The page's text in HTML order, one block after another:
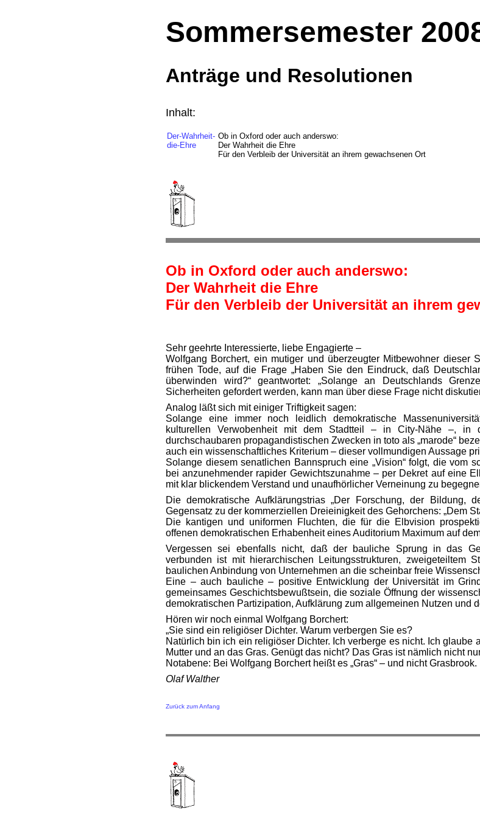
Sommersemester
Anträge und Resolutionen
Inhalt:
Der-Wahrheit-
die-Ehre
Ob in Oxford oder auch anderswo:
Der Wahrheit die Ehre
Für den Verbleib der Universität an ihrem gewachsenen Ort
Ob in Oxford oder auch anderswo:
Der Wahrheit die Ehre
Für den Verbleib der Universität an ihrem
Sehr geehrte Interessierte, liebe Engagierte –
Wolfgang Borchert, ein mutiger und überzeugter Mitbewohner dieser
frühen Tode, auf die Frage „Haben Sie den Eindruck, daß
überwinden wird?“ geantwortet: „Solange an Deutschlands
Sicherheiten gefordert werden, kann man über diese Frage nicht
Analog läßt sich mit einiger Triftigkeit sagen:
Solange eine immer noch leidlich demokratische
kulturellen Verwobenheit mit dem Stadtteil – in City-Nähe –, in
durchschaubaren propagandistischen Zwecken in toto als „marode“
auch ein wissenschaftliches Kriterium – dieser vollmundigen Aussage
Solange diesem senatlichen Bannspruch eine „Vision“ folgt, die vom
bei anzunehmender rapider Gewichtszunahme – per Dekret auf eine
mit klar blickendem Verstand und unaufhörlicher Verneinung zu
Die demokratische Aufklärungstrias „Der Forschung, der Bildung,
Gegensatz zu der kommerziellen Dreieinigkeit des Gehorchens: „Dem
Die kantigen und uniformen Fluchten, die für die Elbvision
offenen demokratischen Erhabenheit eines Auditorium Maximum auf
Vergessen sei ebenfalls nicht, daß der bauliche Sprung in das
verbunden ist mit hierarchischen Leitungsstrukturen, zweigeteiltem
baulichen Anbindung von Unternehmen an die scheinbar freie
Eine – auch bauliche – positive Entwicklung der Universität im
gemeinsames Geschichtsbewußtsein, die soziale Öffnung der
demokratischen Partizipation, Aufklärung zum allgemeinen Nutzen und
Hören wir noch einmal Wolfgang Borchert:
„Sie sind ein religiöser Dichter. Warum verbergen Sie es?
Natürlich bin ich ein religiöser Dichter. Ich verberge es nicht. Ich glaube
Mutter und an das Gras. Genügt das nicht? Das Gras ist nämlich nicht
Notabene: Bei Wolfgang Borchert heißt es „Gras“ – und nicht Grasbrook.
Olaf Walther
Zurück zum Anfang